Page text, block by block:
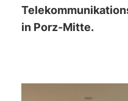
in Porz-Mitte.